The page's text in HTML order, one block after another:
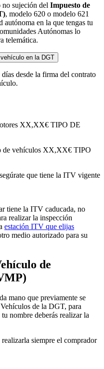
sujeción del Impuesto de
, modelo 620 o modelo 621
autónoma en la que tengas tu
Autónomas lo
telemática.
en la DGT
desde la firma del contrato
XX,XX€ TIPO DE
de vehículos XX,XX€ TIPO
que tiene la ITV vigente
tiene la ITV caducada, no
realizar la inspección
estación ITV que elijas
medio autorizado para su
de
mano que previamente se
de la DGT, para
nombre deberás realizar la
siempre el comprador